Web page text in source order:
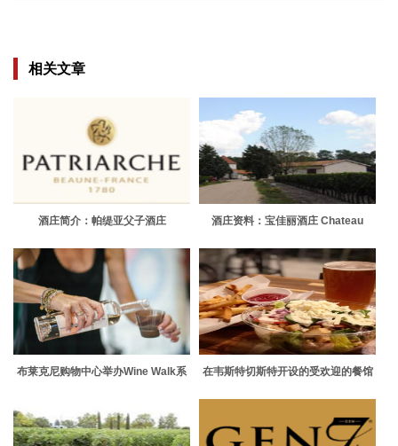
相关文章
酒庄简介：帕缇亚父子酒庄
酒庄资料：宝佳丽酒庄 Chateau
布莱克尼购物中心举办Wine Walk系
在韦斯特切斯特开设的受欢迎的餐馆